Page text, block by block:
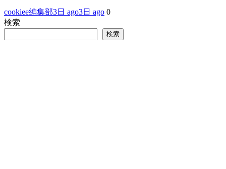
cookiee編集部3日 ago3日 ago 0
検索
検索